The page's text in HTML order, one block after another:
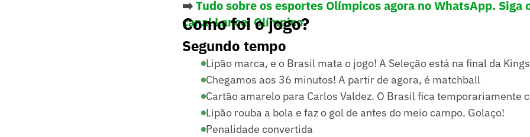
➡️Tudo sobre os esportes Olímpicos agora no WhatsApp. Siga
canal Lance! Olímpico
Como foi o jogo?
Segundo tempo
Lipão marca, e o Brasil mata o jogo! A Seleção está na final da
Chegamos aos 36 minutos! A partir de agora, é matchball
Cartão amarelo para Carlos Valdez. O Brasil fica temporariamente
Lipão rouba a bola e faz o gol de antes do meio campo. Golaço!
Penalidade convertida